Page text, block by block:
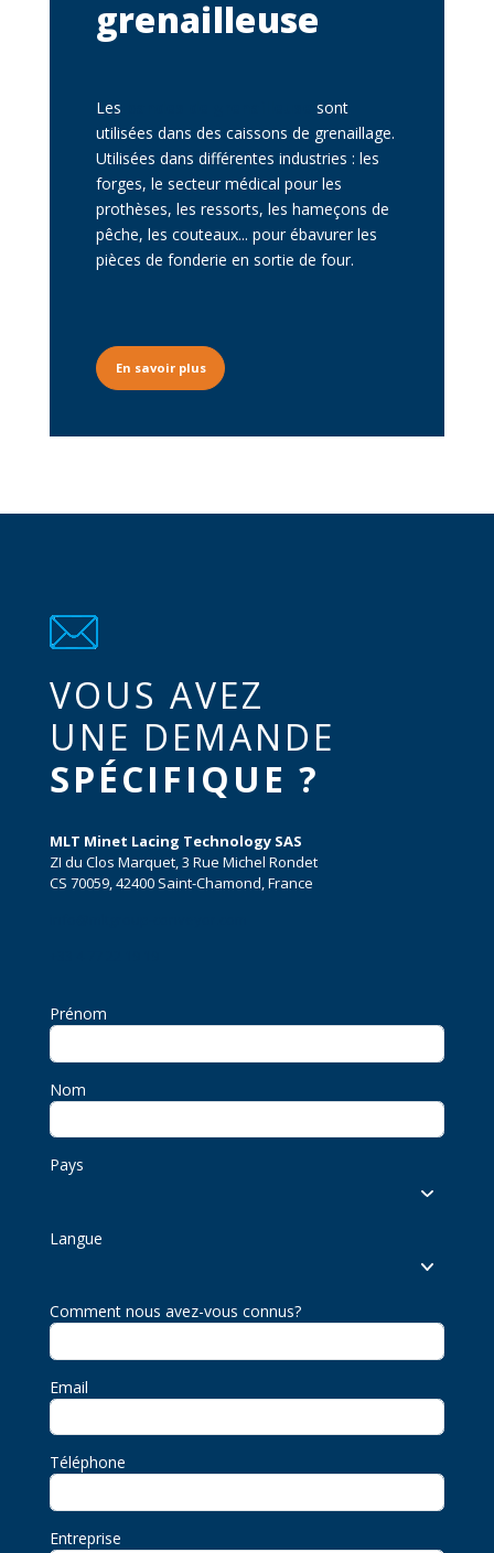
grenailleuse
Les
sont
utilisées dans des caissons de grenaillage.
Utilisées dans différentes industries : les
forges, le secteur médical pour les
prothèses, les ressorts, les hameçons de
pêche, les couteaux... pour ébavurer les
pièces de fonderie en sortie de four.
Texte du bouton
En savoir plus
VOUS AVEZ
UNE DEMANDE
SPÉCIFIQUE ?
MLT Minet Lacing Technology SAS
ZI du Clos Marquet, 3 Rue Michel Rondet
CS 70059, 42400 Saint-Chamond, France
Prénom
Nom
Pays
Langue
Comment nous avez-vous connus?
Email
Téléphone
Entreprise